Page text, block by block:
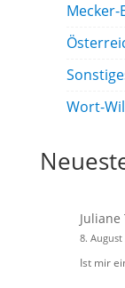
Mecker-
Wort-
Juliane
8. August
Ist mir